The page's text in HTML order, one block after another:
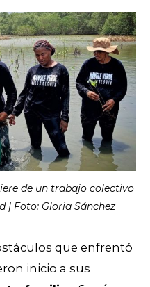
de un trabajo colectivo
| Foto: Gloria Sánchez
que enfrentó
inicio a sus